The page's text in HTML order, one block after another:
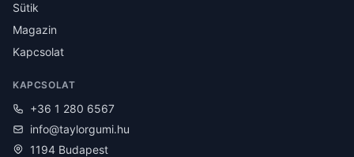
Sütik
Magazin
Kapcsolat
KAPCSOLAT
+36 1 280 6567
info@taylorgumi.hu
1194 Budapest